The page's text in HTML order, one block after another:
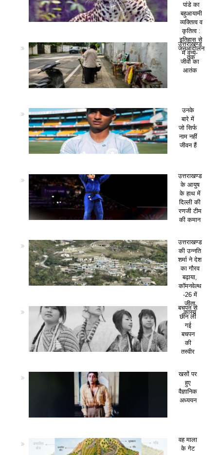
पांडे का
बहुआयामी
व्यक्तित्व व
कृतित्व :
इतिहास से
जनआंदोलन
तक
उत्तराखण्ड
में वन्य-
जीवों का
आतंक
उनके
बारे में
जो सिर्फ
नाम नहीं
जीवन हैं
उत्तराखण्ड
के आयुष
के हाथ में
दिल्ली की
रणजी टीम
की कमान
उत्तराखण्ड
की उन्नति
शर्मा ने देश
का गौरव
बढ़ाया,
कॉमनवेल्थ
-26 में
जीता
कांस्य
बचपन से
छीन ली
गई
बचपन
की
तस्वीर
खसों पर
हुए
वैज्ञानिक
अध्ययन
वह माला
के गेट